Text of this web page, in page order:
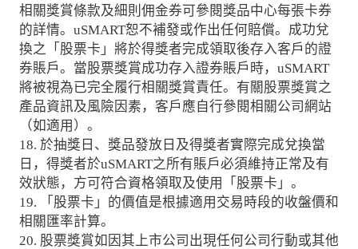
相關獎賞條款及細則佣金券可參閱獎品中心每張卡券
的詳情。uSMART恕不補發或作出任何賠償。成功兌
換之「股票卡」將於得獎者完成領取後存入客戶的證
券賬戶。當股票獎賞成功存入證券賬戶時，uSMART
將被視為已完全履行相關獎賞責任。有關股票獎賞之
產品資訊及風險因素，客戶應自行參閱相關公司網站
（如適用）。
18. 於抽獎日、獎品發放日及得獎者實際完成兌換當
日，得獎者於uSMART之所有賬戶必須維持正常及有
效狀態，方可符合資格領取及使用「股票卡」。
19. 「股票卡」的價值是根據適用交易時段的收盤價和
相關匯率計算。
20. 股票獎賞如因其上市公司出現任何公司行動或其他